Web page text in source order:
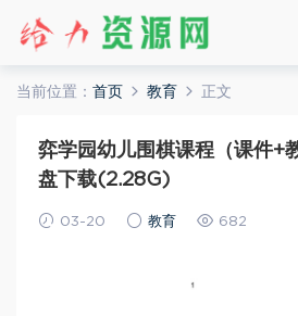
当前位置： 首页 教育 正文
弈学园幼儿围棋课程（课件+
盘下载(2.28G)
03-20 教育 682